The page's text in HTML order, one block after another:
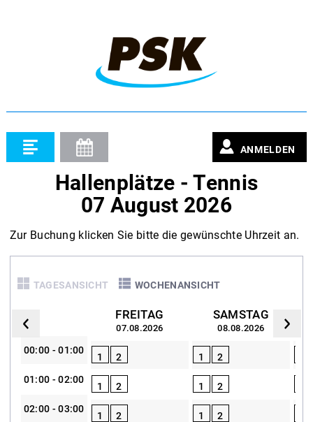
ANMELDEN
Hallenplätze - Tennis
07 August 2026
Zur Buchung klicken Sie bitte die gewünschte Uhrzeit an.
TAGESANSICHT WOCHENANSICHT
00:00 - 01:00
01:00 - 02:00
02:00 - 03:00
FREITAG
07.08.2026
SAMSTAG
08.08.2026
1 2 1 2
1 2 1 2
1 2 1 2